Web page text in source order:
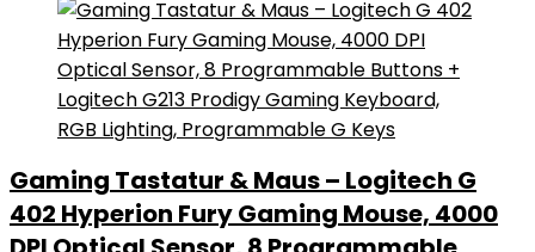
Gaming Tastatur & Maus – Logitech G
402 Hyperion Fury Gaming Mouse, 4000